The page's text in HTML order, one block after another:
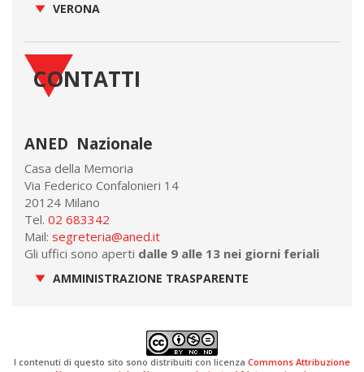
VERONA
CONTATTI
ANED Nazionale
Casa della Memoria
Via Federico Confalonieri 14
20124 Milano
Tel. 02 683342
Mail: segreteria@aned.it
Gli uffici sono aperti dalle 9 alle 13 nei giorni feriali
AMMINISTRAZIONE TRASPARENTE
I contenuti di questo sito sono distribuiti con licenza Commons Attribuzione